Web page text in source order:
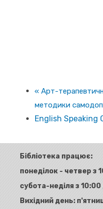
« Арт-
методики
English Speaking
Бібліотека працює:
понеділок - четвер з
субота-неділя з
Вихідний день: